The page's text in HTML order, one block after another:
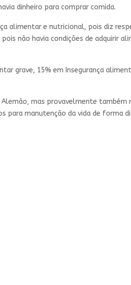
dinheiro para comprar comida.
alimentar e nutricional, pois diz
não havia condições de adquirir
grave, 15% em Insegurança
Alemão, mas provavelmente
para manutenção da vida de forma